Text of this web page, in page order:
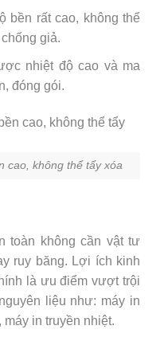
bền rất cao, không thể
giả.
nhiệt độ cao và ma
đóng gói.
cao, không thể tẩy xóa
toàn không cần vật tư
ruy băng. Lợi ích kinh
là ưu điểm vượt trội
liệu như: máy in
in truyền nhiệt.